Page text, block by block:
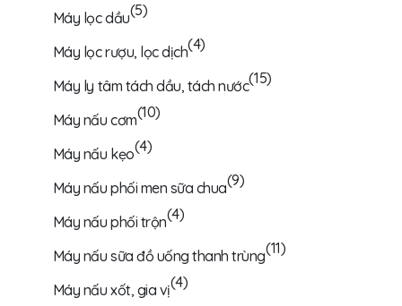
Máy lọc dầu(5)
Máy lọc rượu, lọc dịch(4)
Máy ly tâm tách dầu, tách nước(15)
Máy nấu cơm(10)
Máy nấu kẹo(4)
Máy nấu phối men sữa chua(9)
Máy nấu phối trộn(4)
Máy nấu sữa đồ uống thanh trùng(11)
Máy nấu xốt, gia vị(4)